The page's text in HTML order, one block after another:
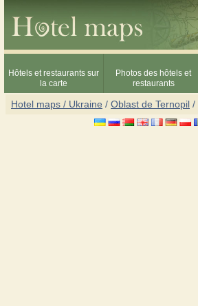
Hôtels et restaurants sur
la carte
Photos des hôtels et
restaurants
Hotel maps / Ukraine / Oblast de Ternopil /